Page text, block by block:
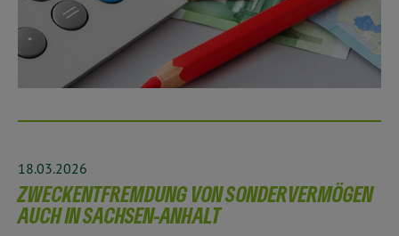
18.03.2026
ZWECKENTFREMDUNG VON SONDERVERMÖGEN
AUCH IN SACHSEN-ANHALT